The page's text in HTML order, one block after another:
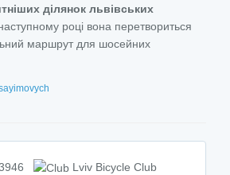
ділянок львівських
році вона перетвориться
маршрут для шосейних
Lviv Bicycle Club